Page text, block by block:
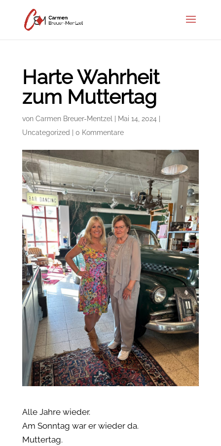
Harte Wahrheit
zum Muttertag
von Carmen Breuer-Mentzel Mai 14, 2024
Uncategorized
0 Kommentare
Alle Jahre wieder.
Am Sonntag war er wieder da.
Muttertag.